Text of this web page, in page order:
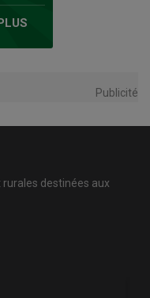
Publicité
destinées aux